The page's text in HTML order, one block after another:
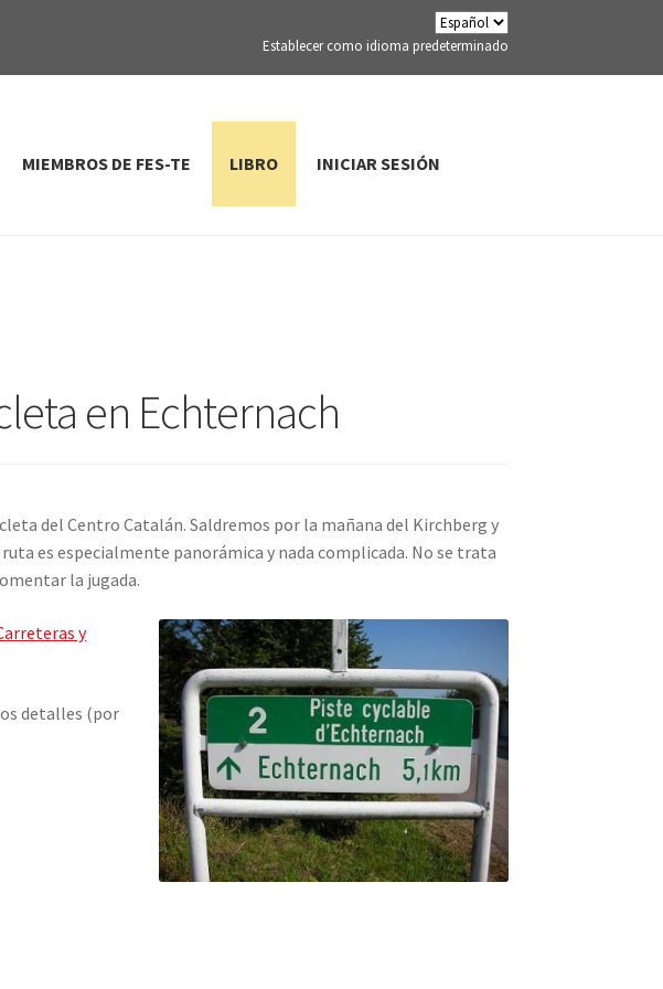
Establecer como idioma predeterminado
MIEMBROS DE FES-TE LIBRO INICIAR SESIÓN
en Echternach
del Centro Catalán. Saldremos por la mañana del Kirchberg y
es especialmente panorámica y nada complicada. No se trata
la jugada.
y
detalles (por